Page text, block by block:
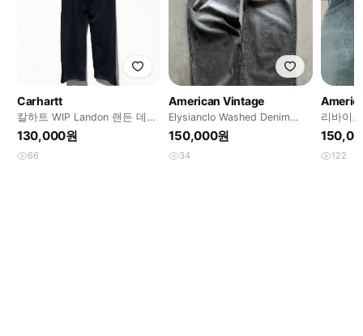
Carhartt
칼하트 WIP Landon 랜든 데님
팬츠
130,000원
66
American Vintage
Elysianclo Washed Denim
grey
150,000원
34
리바이
크레스
122